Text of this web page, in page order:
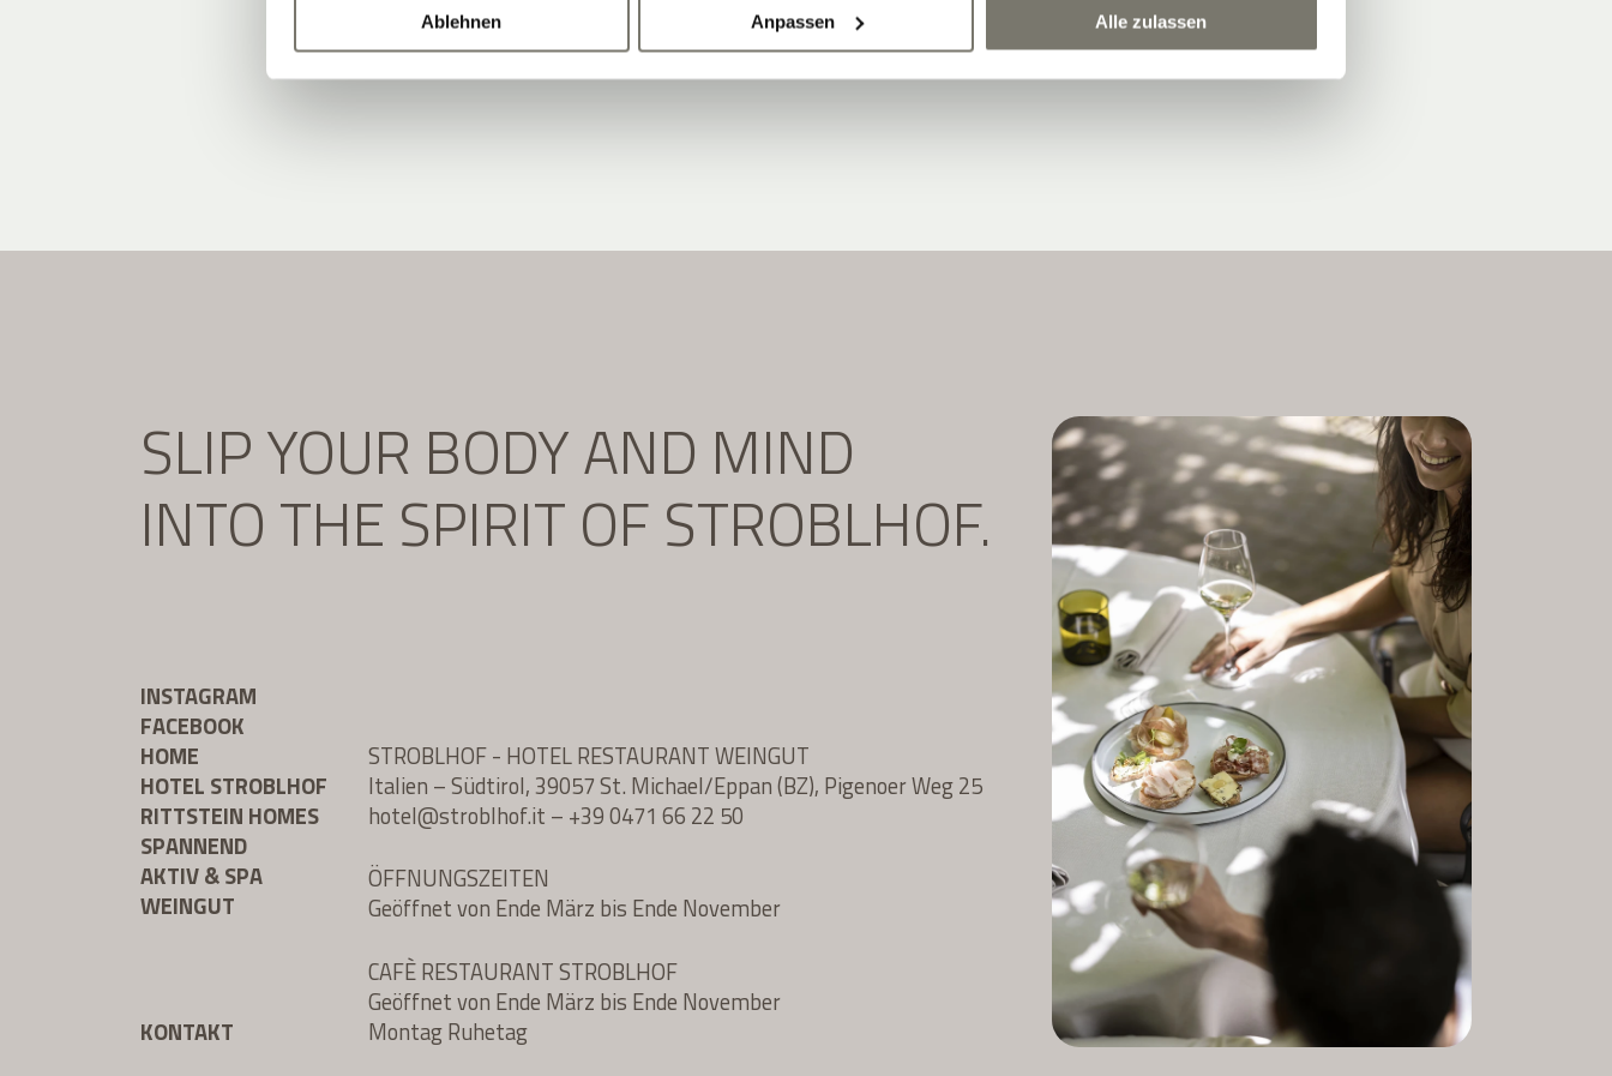
Ablehnen Anpassen Alle zulassen
SLIP YOUR BODY AND MIND
INTO THE SPIRIT OF STROBLHOF.
INSTAGRAM
FACEBOOK
HOME
HOTEL STROBLHOF
RITTSTEIN HOMES
SPANNEND
AKTIV & SPA
WEINGUT
KONTAKT
STROBLHOF - HOTEL RESTAURANT WEINGUT
Italien – Südtirol, 39057 St. Michael/Eppan (BZ), Pigenoer Weg 25
hotel@stroblhof.it – +39 0471 66 22 50
ÖFFNUNGSZEITEN
Geöffnet von Ende März bis Ende November
CAFÈ RESTAURANT STROBLHOF
Geöffnet von Ende März bis Ende November
Montag Ruhetag